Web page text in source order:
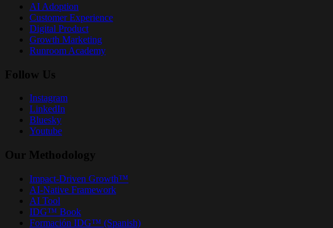
AI Adoption
Customer Experience
Digital Product
Growth Marketing
Runroom Academy
Follow Us
Instagram
LinkedIn
Bluesky
Youtube
Our Methodology
Impact-Driven Growth™
AI-Native Framework
AI Tool
IDG™ Book
Formación IDG™ (Spanish)